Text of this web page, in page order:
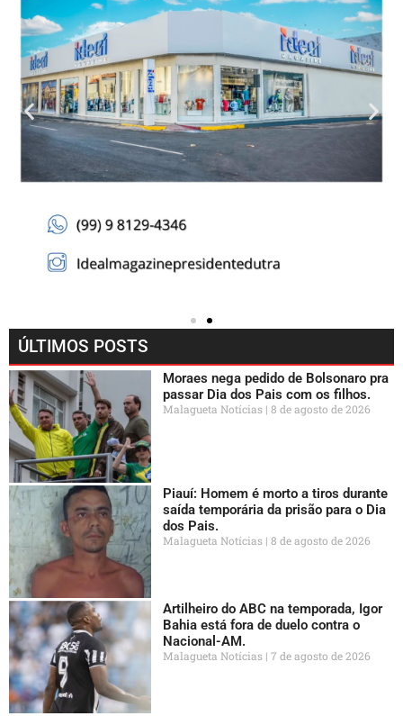
ÚLTIMOS POSTS
Moraes nega pedido de Bolsonaro pra
passar Dia dos Pais com os filhos.
Malagueta Notícias 8 de agosto de 2026
Piauí: Homem é morto a tiros durante
saída temporária da prisão para o Dia
dos Pais.
Malagueta Notícias 8 de agosto de 2026
Artilheiro do ABC na temporada, Igor
Bahia está fora de duelo contra o
Nacional-AM.
Malagueta Notícias 7 de agosto de 2026